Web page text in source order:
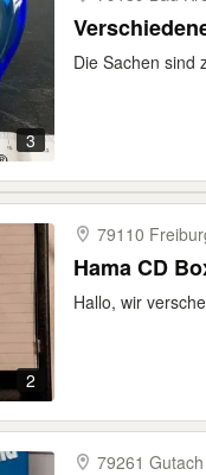
3
Die Sachen sind
2
79110
Hama CD
Hallo, wir
79261 Gutach